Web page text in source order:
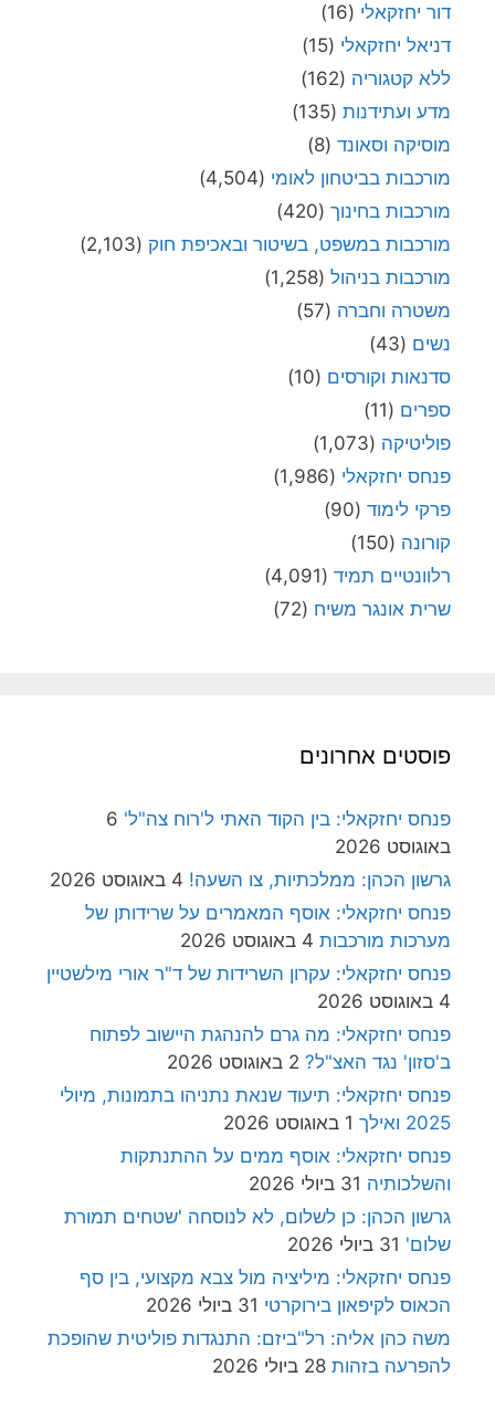
דור יחזקאלי (16)
דניאל יחזקאלי (15)
ללא קטגוריה (162)
מדע ועתידנות (135)
מוסיקה וסאונד (8)
מורכבות בביטחון לאומי (4,504)
מורכבות בחינוך (420)
מורכבות במשפט, בשיטור ובאכיפת חוק (2,103)
מורכבות בניהול (1,258)
משטרה וחברה (57)
נשים (43)
סדנאות וקורסים (10)
ספרים (11)
פוליטיקה (1,073)
פנחס יחזקאלי (1,986)
פרקי לימוד (90)
קורונה (150)
רלוונטיים תמיד (4,091)
שרית אונגר משיח (72)
פוסטים אחרונים
פנחס יחזקאלי: בין הקוד האתי ל'רוח צה"ל' 6
באוגוסט 2026
גרשון הכהן: ממלכתיות, צו השעה! 4 באוגוסט 2026
פנחס יחזקאלי: אוסף המאמרים על שרידותן של
מערכות מורכבות 4 באוגוסט 2026
פנחס יחזקאלי: עקרון השרידות של ד"ר אורי מילשטיין
4 באוגוסט 2026
פנחס יחזקאלי: מה גרם להנהגת היישוב לפתוח
ב'סזון' נגד האצ"ל? 2 באוגוסט 2026
פנחס יחזקאלי: תיעוד שנאת נתניהו בתמונות, מיולי
2025 ואילך
1 באוגוסט 2026
פנחס יחזקאלי: אוסף ממים על ההתנתקות
והשלכותיה 31 ביולי 2026
גרשון הכהן: כן לשלום, לא לנוסחה 'שטחים תמורת
שלום' 31 ביולי 2026
פנחס יחזקאלי: מיליציה מול צבא מקצועי, בין סף
הכאוס לקיפאון בירוקרטי 31 ביולי 2026
משה כהן אליה: רל"ביזם: התנגדות פוליטית שהופכת
להפרעה בזהות 28 ביולי 2026